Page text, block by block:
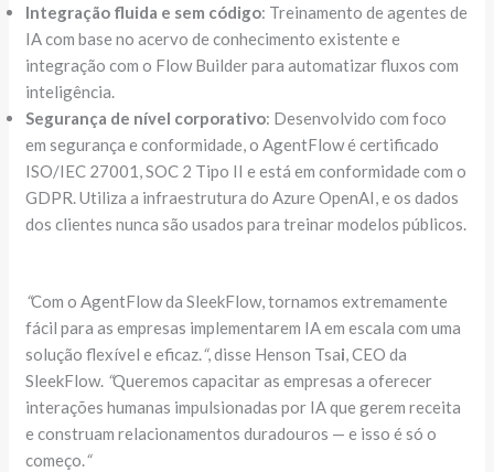
Integração fluida e sem código: Treinamento de agentes de
IA com base no acervo de conhecimento existente e
integração com o Flow Builder para automatizar fluxos com
inteligência.
Segurança de nível corporativo: Desenvolvido com foco
em segurança e conformidade, o AgentFlow é certificado
ISO/IEC 27001, SOC 2 Tipo II e está em conformidade com o
GDPR. Utiliza a infraestrutura do Azure OpenAI, e os dados
dos clientes nunca são usados para treinar modelos públicos.
“Com o AgentFlow da SleekFlow, tornamos extremamente
fácil para as empresas implementarem IA em escala com uma
solução flexível e eficaz.“, disse Henson Tsai, CEO da
SleekFlow. “Queremos capacitar as empresas a oferecer
interações humanas impulsionadas por IA que gerem receita
e construam relacionamentos duradouros — e isso é só o
começo.“